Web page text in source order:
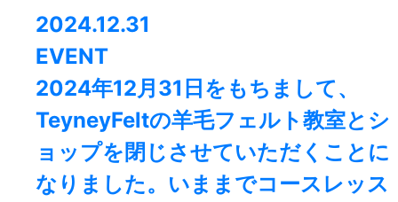
2024.12.31
EVENT
2024年12月31日をもちまして、
TeyneyFeltの羊毛フェルト教室とシ
ョップを閉じさせていただくことに
なりました。⁡いままでコースレッス